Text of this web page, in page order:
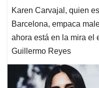
Karen Carvajal, quien
Barcelona, empaca
ahora está en la mira el
Guillermo Reyes